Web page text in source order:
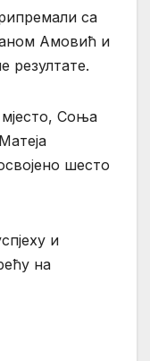
са
Амовић и
резултате.
мјесто, Соња
шесто
и
на